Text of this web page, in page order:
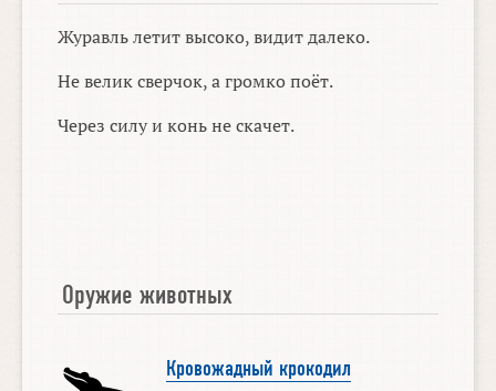
Журавль летит высоко, видит далеко.
Не велик сверчок, а громко поёт.
Через силу и конь не скачет.
Оружие животных
Кровожадный крокодил